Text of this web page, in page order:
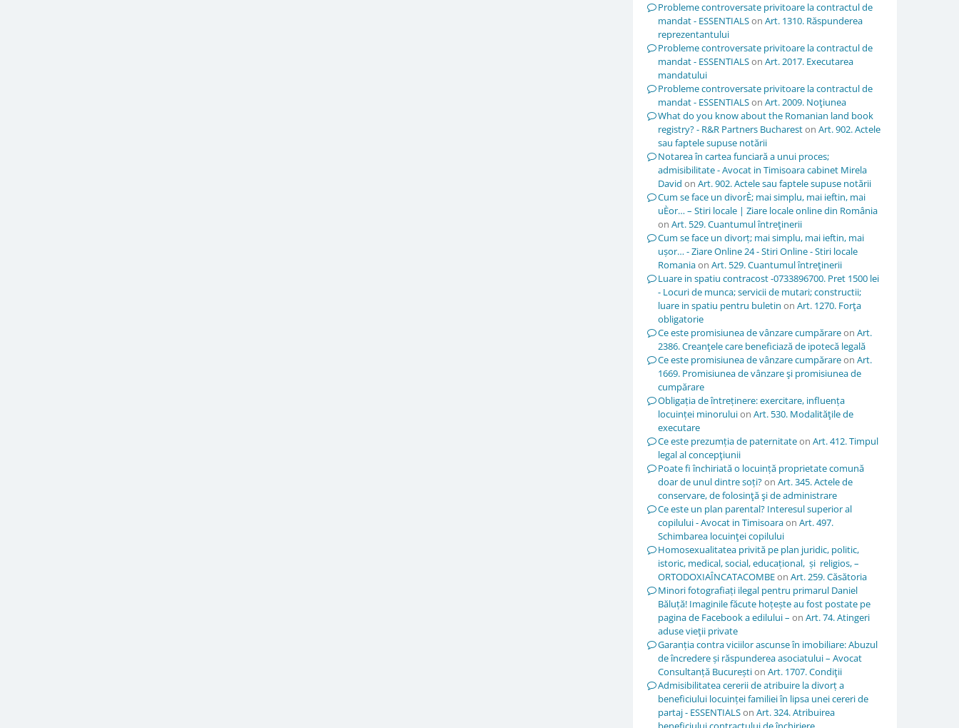
Probleme controversate privitoare la contractul de
mandat - ESSENTIALSon Art. 1310. Răspunderea
reprezentantului
Probleme controversate privitoare la contractul de
mandat - ESSENTIALSon Art. 2017. Executarea
mandatului
Probleme controversate privitoare la contractul de
mandat - ESSENTIALSon Art. 2009. Noţiunea
What do you know about the Romanian land book
registry? - R&R Partners Buchareston Art. 902. Actele
sau faptele supuse notării
Notarea în cartea funciară a unui proces;
admisibilitate - Avocat in Timisoara cabinet Mirela
David on Art. 902. Actele sau faptele supuse notării
Cum se face un divorÈ; mai simplu, mai ieftin, mai
uÈor… – Stiri locale | Ziare locale online din România
on Art. 529. Cuantumul întreţinerii
Cum se face un divorț; mai simplu, mai ieftin, mai
ușor… - Ziare Online 24 - Stiri Online - Stiri locale
Romaniaon Art. 529. Cuantumul întreţinerii
Luare in spatiu contracost -0733896700. Pret 1500 lei
- Locuri de munca; servicii de mutari; constructii;
luare in spatiu pentru buletin on Art. 1270. Forţa
obligatorie
Ce este promisiunea de vânzare cumpărareon Art.
2386. Creanţele care beneficiază de ipotecă legală
Ce este promisiunea de vânzare cumpărareon Art.
1669. Promisiunea de vânzare şi promisiunea de
cumpărare
Obligația de întreținere: exercitare, influența
locuinței minoruluion Art. 530. Modalităţile de
executare
Ce este prezumția de paternitateon Art. 412. Timpul
legal al concepţiunii
Poate fi închiriată o locuință proprietate comună
doar de unul dintre soți?on Art. 345. Actele de
conservare, de folosinţă şi de administrare
Ce este un plan parental? Interesul superior al
copilului - Avocat in Timisoaraon Art. 497.
Schimbarea locuinţei copilului
Homosexualitatea privită pe plan juridic, politic,
istoric, medical, social, educațional, și religios, –
ORTODOXIAÎNCATACOMBEon Art. 259. Căsătoria
Minori fotografiați ilegal pentru primarul Daniel
Băluță! Imaginile făcute hoțește au fost postate pe
pagina de Facebook a edilului – on Art. 74. Atingeri
aduse vieţii private
Garanția contra viciilor ascunse în imobiliare: Abuzul
de încredere și răspunderea asociatului – Avocat
Consultanță Bucureștion Art. 1707. Condiţii
Admisibilitatea cererii de atribuire la divorț a
beneficiului locuinței familiei în lipsa unei cereri de
partaj - ESSENTIALSon Art. 324. Atribuirea